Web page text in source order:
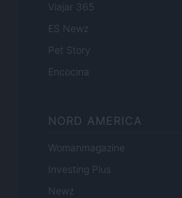
Viajar 365
ES Newz
Pet Story
Encocina
NORD AMERICA
Womanmagazine
Investing Plus
Newz